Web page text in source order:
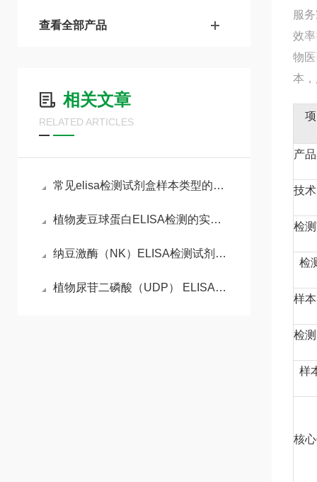
查看全部产品
相关文章
RELATED ARTICLES
常见elisa检测试剂盒样本类型的处理要点
植物麦豆球蛋白ELISA检测的实验流程
纳豆激酶（NK）ELISA检测试剂盒检测原理
植物尿苷二磷酸（UDP） ELISA检测试剂盒工作原理
服
效
物
本
产
技
检
检
样
检
样
核